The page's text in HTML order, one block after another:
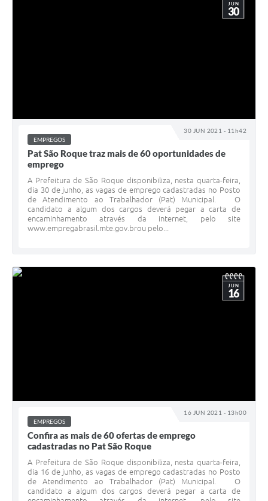
Departamento de Bem-Estar Social
Divisão de Rendas
Fundo Social
Horários de Ônibus - Jundiá
Qualifica São Roque
Sala do Empreendedor - Licenciamento Municipal para MEI
SEBRAE Aqui
30 JUN 2021 - 11h42
JUN
30
EMPREGOS
Pat São Roque traz mais de 60 oportunidades de
emprego
A Prefeitura de São Roque disponibiliza, nesta quarta-feira,
dia 30 de junho, as vagas de emprego cadastradas no Posto
de Atendimento ao Trabalhador (Pat) Municipal. O
candidato a algum dos cargos deverá pegar a carta de
encaminhamento através da internet, pelo site
www.empregabrasil.mte.gov.brou pelo...
16 JUN 2021 - 13h00
JUN
16
EMPREGOS
Confira as mais de 60 ofertas de emprego
cadastradas no Pat São Roque
A Prefeitura de São Roque disponibiliza, nesta quarta-feira,
dia 16 de junho, as vagas de emprego cadastradas no Posto
de Atendimento ao Trabalhador (Pat) Municipal. O
candidato a algum dos cargos deverá pegar a carta de